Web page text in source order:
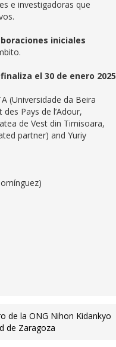
e investigadoras que
iniciales
finaliza el 30 de enero 2025
(Universidade da Beira
Pays de l’Adour,
de Vest din Timisoara,
partner) and Yuriy
de la ONG Nihon Kidankyo
de Zaragoza